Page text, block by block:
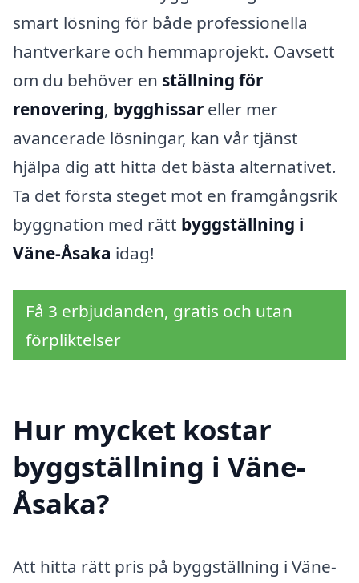
smart lösning för både professionella
hantverkare och hemmaprojekt. Oavsett
om du behöver en ställning för
renovering, bygghissar eller mer
avancerade lösningar, kan vår tjänst
hjälpa dig att hitta det bästa alternativet.
Ta det första steget mot en framgångsrik
byggnation med rätt byggställning i
Väne-Åsaka idag!
Få 3 erbjudanden, gratis och utan
förpliktelser
Hur mycket kostar
byggställning i Väne-
Åsaka?
Att hitta rätt pris på byggställning i Väne-